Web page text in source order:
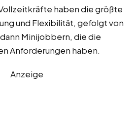
haben die größte
und Flexibilität, gefolgt von
Minijobbern, die die
Anforderungen haben.
Anzeige